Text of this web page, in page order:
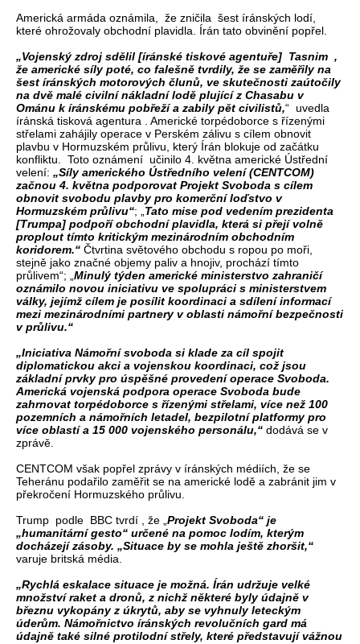
Americká armáda oznámila, že zničila šest íránských lodí,
které ohrožovaly obchodní plavidla. Írán tato obvinění popřel.
„Vojenský zdroj sdělil [íránské tiskové agentuře] Tasnim ,
že americké síly poté, co falešně tvrdily, že se zaměřily na
šest íránských motorových člunů, ve skutečnosti zaútočily
na dvě malé civilní nákladní lodě plující z Chasabu v
Ománu k íránskému pobřeží a zabily pět civilistů,“ uvedla
íránská tisková agentura . Americké torpédoborce s řízenými
střelami zahájily operace v Perském zálivu s cílem obnovit
plavbu v Hormuzském průlivu, který Írán blokuje od začátku
konfliktu. Toto oznámení učinilo 4. května americké Ústřední
velení: „Síly amerického Ústředního velení (CENTCOM)
začnou 4. května podporovat Projekt Svoboda s cílem
obnovit svobodu plavby pro komerční loďstvo v
Hormuzském průlivu“; „Tato mise pod vedením prezidenta
[Trumpa] podpoří obchodní plavidla, která si přejí volně
proplout tímto kritickým mezinárodním obchodním
koridorem.“ Čtvrtina světového obchodu s ropou po moři,
stejně jako značné objemy paliv a hnojiv, prochází tímto
průlivem“; „Minulý týden americké ministerstvo zahraničí
oznámilo novou iniciativu ve spolupráci s ministerstvem
války, jejímž cílem je posílit koordinaci a sdílení informací
mezi mezinárodními partnery v oblasti námořní bezpečnosti
v průlivu.“
„Iniciativa Námořní svoboda si klade za cíl spojit
diplomatickou akci a vojenskou koordinaci, což jsou
základní prvky pro úspěšné provedení operace Svoboda.
Americká vojenská podpora operace Svoboda bude
zahrnovat torpédoborce s řízenými střelami, více než 100
pozemních a námořních letadel, bezpilotní platformy pro
více oblastí a 15 000 vojenského personálu,“ dodává se v
zprávě.
CENTCOM však popřel zprávy v íránských médiích, že se
Teheránu podařilo zaměřit se na americké lodě a zabránit jim v
překročení Hormuzského průlivu.
Trump podle BBC tvrdí , že „Projekt Svoboda“ je
„humanitární gesto“ určené na pomoc lodím, kterým
docházejí zásoby. „Situace by se mohla ještě zhoršit,“
varuje britská média.
„Rychlá eskalace situace je možná. Írán udržuje velké
množství raket a dronů, z nichž některé byly údajně v
březnu vykopány z úkrytů, aby se vyhnuly leteckým
úderům. Námořnictvo íránských revolučních gard má
údajně také silné protilodní střely, které představují vážnou